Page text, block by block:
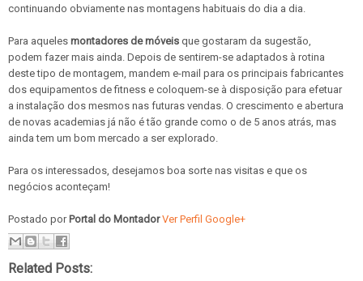
continuando obviamente nas montagens habituais do dia a dia.
Para aqueles montadores de móveis que gostaram da sugestão,
podem fazer mais ainda. Depois de sentirem-se adaptados à rotina
deste tipo de montagem, mandem e-mail para os principais fabricantes
dos equipamentos de fitness e coloquem-se à disposição para efetuar
a instalação dos mesmos nas futuras vendas. O crescimento e abertura
de novas academias já não é tão grande como o de 5 anos atrás, mas
ainda tem um bom mercado a ser explorado.
Para os interessados, desejamos boa sorte nas visitas e que os
negócios aconteçam!
Postado por Portal do Montador Ver Perfil Google+
Related Posts: